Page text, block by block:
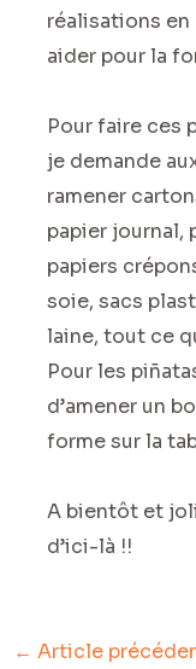
réalisations en
aider pour la
Pour faire ces
je demande
ramener
papier journal,
papiers
soie, sacs
laine, tout ce
Pour les
d’amener un
forme sur la
A bientôt et
d’ici-là !!
← Article